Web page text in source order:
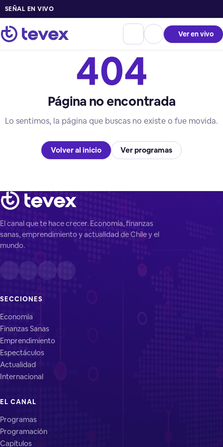
SEÑAL EN VIVO
Ver en vivo
404
Página no encontrada
Lo sentimos, la página que buscas no existe o fue movida.
Volver al inicio Ver programas
El canal que te hace crecer. Economía, finanzas
sanas, emprendimiento y actualidad de Chile y el
mundo.
SECCIONES
Economía
Finanzas Sanas
Emprendimiento
Espectáculos
Actualidad
Internacional
EL CANAL
Programas
Programación
Capítulos